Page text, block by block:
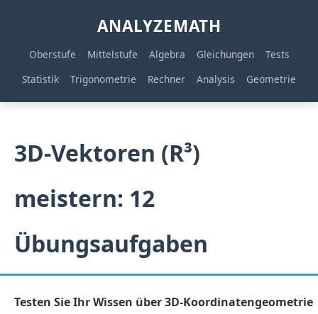
ANALYZEMATH
Oberstufe Mittelstufe Algebra Gleichungen
Tests
Statistik
Trigonometrie Rechner Analysis Geometrie
3D-Vektoren (R³)
meistern: 12
Übungsaufgaben
Testen Sie Ihr Wissen über 3D-Koordinatengeometrie